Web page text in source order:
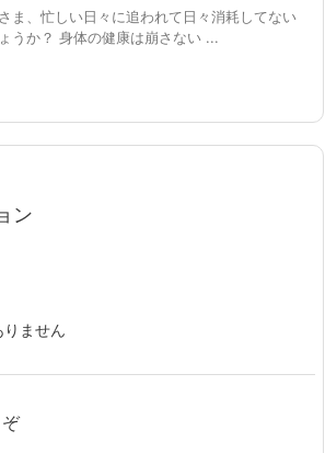
ま、忙しい日々に追われて日々消耗してない
うか？ 身体の健康は崩さない ...
ン
りません